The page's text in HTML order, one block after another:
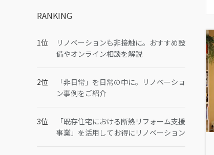
RANKING
リノベーションも非接触に。おすすめ設
備やオンライン相談を解説
「非日常」を日常の中に。リノベーショ
ン事例をご紹介
「既存住宅における断熱リフォーム支援
事業」を活用してお得にリノベーション